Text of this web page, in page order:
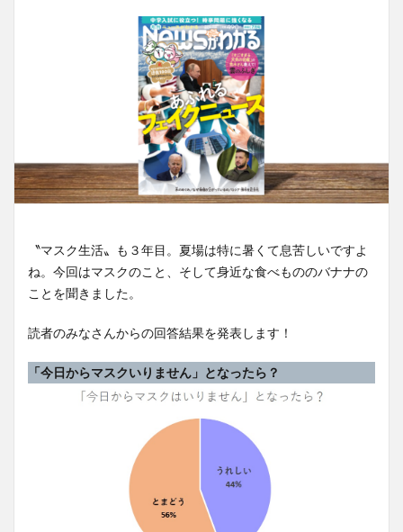
〝マスク生活〟も３年目。夏場は特に暑くて息苦しいですよ
ね。今回はマスクのこと、そして身近な食べもののバナナの
ことを聞きました。
読者のみなさんからの回答結果を発表します！
「今日からマスクいりません」となったら？